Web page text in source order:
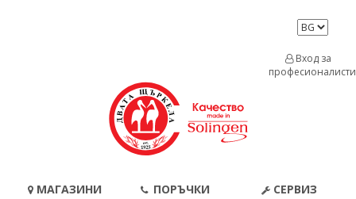
МАГАЗИНИ ПОРЪЧКИ СЕРВИЗ
Вход за
професионалисти